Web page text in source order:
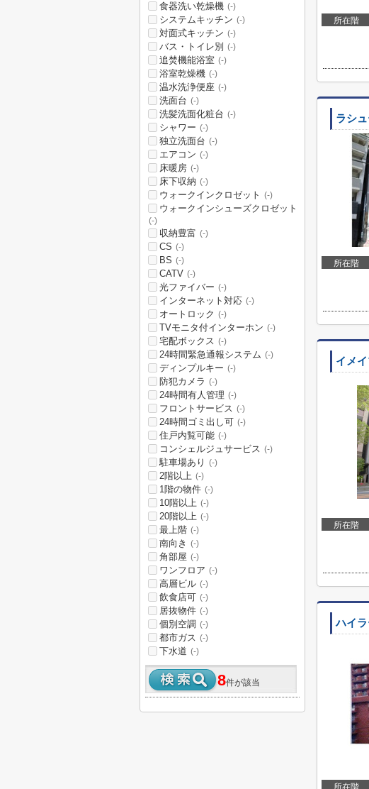
所在階
ラシ
所在階
イメ
所在階
ハイ
所在階
食器洗い乾燥機 (-)
システムキッチン (-)
対面式キッチン (-)
バス・トイレ別 (-)
追焚機能浴室 (-)
浴室乾燥機 (-)
温水洗浄便座 (-)
洗面台 (-)
洗髪洗面化粧台 (-)
シャワー (-)
独立洗面台 (-)
エアコン (-)
床暖房 (-)
床下収納 (-)
ウォークインクロゼット (-)
ウォークインシューズクロゼット
(-)
収納豊富 (-)
CS (-)
BS (-)
CATV (-)
光ファイバー (-)
インターネット対応 (-)
オートロック (-)
TVモニタ付インターホン (-)
宅配ボックス (-)
24時間緊急通報システム (-)
ディンプルキー (-)
防犯カメラ (-)
24時間有人管理 (-)
フロントサービス (-)
24時間ゴミ出し可 (-)
住戸内覧可能 (-)
コンシェルジュサービス (-)
駐車場あり (-)
2階以上 (-)
1階の物件 (-)
10階以上 (-)
20階以上 (-)
最上階 (-)
南向き (-)
角部屋 (-)
ワンフロア (-)
高層ビル (-)
飲食店可 (-)
居抜物件 (-)
個別空調 (-)
都市ガス (-)
下水道 (-)
8件が該当